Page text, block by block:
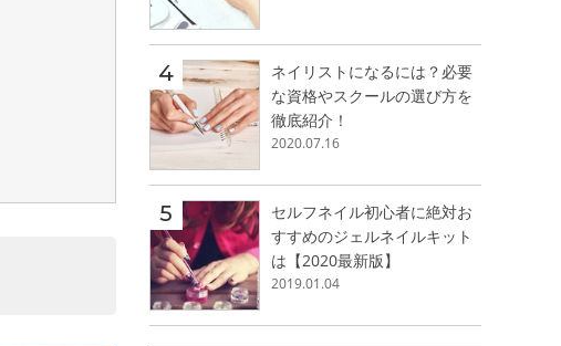
ネイリストになるには？必要
な資格やスクールの選び方を
徹底紹介！
2020.07.16
セルフネイル初心者に絶対お
すすめのジェルネイルキット
は【2020最新版】
2019.01.04